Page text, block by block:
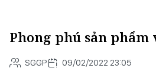
Phong phú sản phẩm
SGGP 09/02/2022 23:05